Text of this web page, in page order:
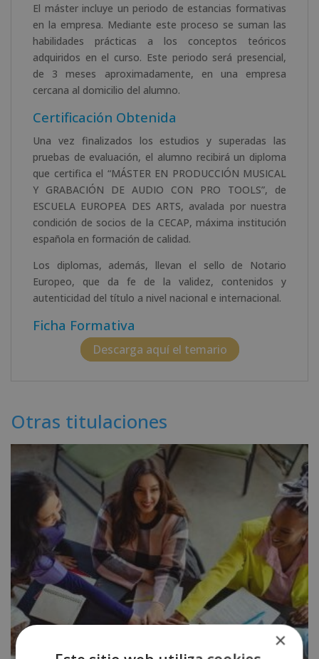
El máster incluye un periodo de estancias formativas
en la empresa. Mediante este proceso se suman las
habilidades prácticas a los conceptos teóricos
adquiridos en el curso. Este periodo será presencial,
de 3 meses aproximadamente, en una empresa
cercana al domicilio del alumno.
Certificación Obtenida
Una vez finalizados los estudios y superadas las
pruebas de evaluación, el alumno recibirá un diploma
que certifica el “MÁSTER EN PRODUCCIÓN MUSICAL
Y GRABACIÓN DE AUDIO CON PRO TOOLS”, de
ESCUELA EUROPEA DES ARTS, avalada por nuestra
condición de socios de la CECAP, máxima institución
española en formación de calidad.
Los diplomas, además, llevan el sello de Notario
Europeo, que da fe de la validez, contenidos y
autenticidad del título a nivel nacional e internacional.
Ficha Formativa
Descarga aquí el temario
Otras titulaciones
×